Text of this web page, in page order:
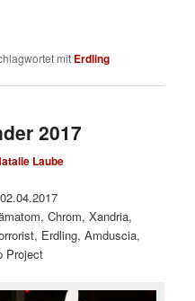
mit Erdling
2017
Laube
Chrom, Xandria,
Erdling, Amduscia,
Project